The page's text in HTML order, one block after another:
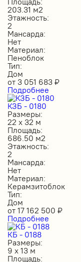
203.31 м2
Этажность:
2
Мансарда:
Нет
Материал:
Пеноблок
Тип:
Дом
от 3 051 683 ₽
Подробнее
КЗБ - 0180
Размеры:
22 х 32 м
Площадь:
686.50 м2
Этажность:
2
Мансарда:
Нет
Материал:
Керамзитоблок
Тип:
Дом
от 17 162 500 ₽
Подробнее
КБ - 0188
Размеры:
9 х 13 м
Площадь: